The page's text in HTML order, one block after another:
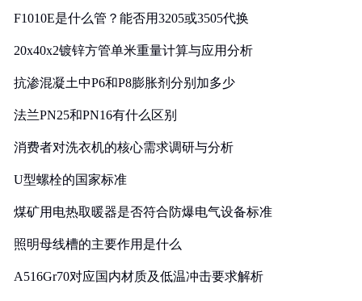
F1010E是什么管？能否用3205或3505代换
20x40x2镀锌方管单米重量计算与应用分析
抗渗混凝土中P6和P8膨胀剂分别加多少
法兰PN25和PN16有什么区别
消费者对洗衣机的核心需求调研与分析
U型螺栓的国家标准
煤矿用电热取暖器是否符合防爆电气设备标准
照明母线槽的主要作用是什么
A516Gr70对应国内材质及低温冲击要求解析